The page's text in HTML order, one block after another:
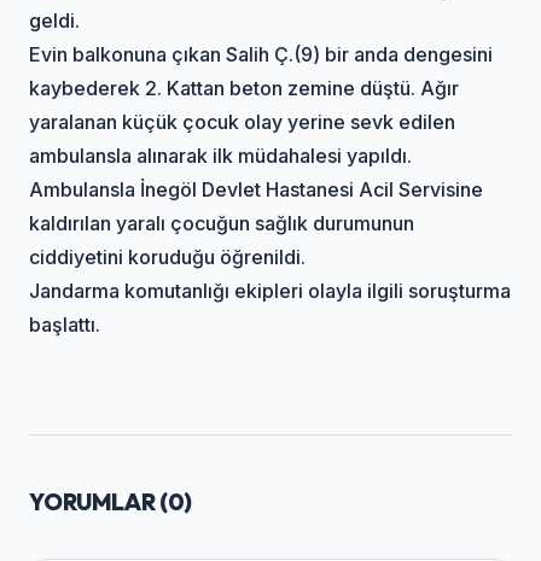
geldi.
Evin balkonuna çıkan Salih Ç.(9) bir anda dengesini
kaybederek 2. Kattan beton zemine düştü. Ağır
yaralanan küçük çocuk olay yerine sevk edilen
ambulansla alınarak ilk müdahalesi yapıldı.
Ambulansla İnegöl Devlet Hastanesi Acil Servisine
kaldırılan yaralı çocuğun sağlık durumunun
ciddiyetini koruduğu öğrenildi.
Jandarma komutanlığı ekipleri olayla ilgili soruşturma
başlattı.
YORUMLAR (0)